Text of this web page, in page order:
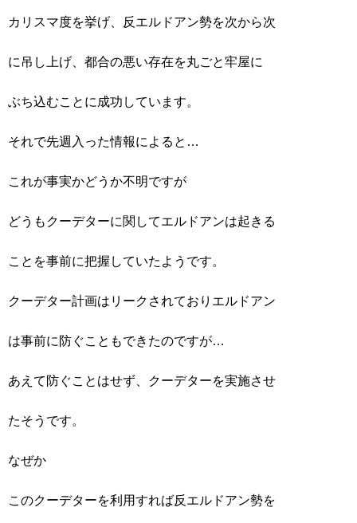
カリスマ度を挙げ、反エルドアン勢を次から次
に吊し上げ、都合の悪い存在を丸ごと牢屋に
ぶち込むことに成功しています。
それで先週入った情報によると…
これが事実かどうか不明ですが
どうもクーデターに関してエルドアンは起きる
ことを事前に把握していたようです。
クーデター計画はリークされておりエルドアン
は事前に防ぐこともできたのですが…
あえて防ぐことはせず、クーデターを実施させ
たそうです。
なぜか
このクーデターを利用すれば反エルドアン勢を